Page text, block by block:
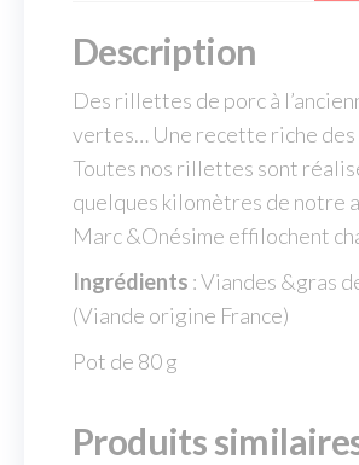
Description
Des rillettes de porc à
vertes… Une recette riche des
Toutes nos rillettes sont
quelques kilomètres de notre
Marc &Onésime effilochent
Ingrédients : Viandes &gras
(Viande origine France)
Pot de 80 g
Produits